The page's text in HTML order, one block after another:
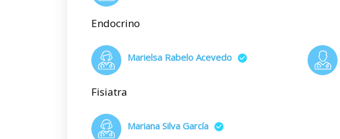
Endocrino
Marielsa Rabelo Acevedo
Fisiatra
Mariana Silva García